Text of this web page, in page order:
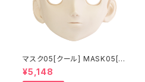
マスク05[クール] MASK05[C
OOL]
¥5,148